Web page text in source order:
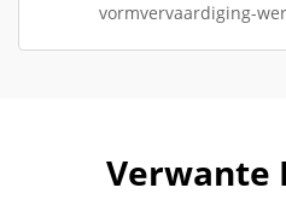
vormvervaardiging-
Verwante